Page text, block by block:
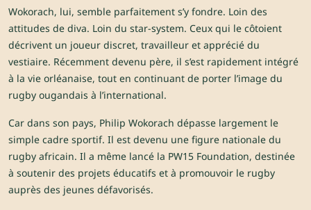
Wokorach, lui, semble parfaitement s’y fondre. Loin des
attitudes de diva. Loin du star-system. Ceux qui le côtoient
décrivent un joueur discret, travailleur et apprécié du
vestiaire. Récemment devenu père, il s’est rapidement intégré
à la vie orléanaise, tout en continuant de porter l’image du
rugby ougandais à l’international.
Car dans son pays, Philip Wokorach dépasse largement le
simple cadre sportif. Il est devenu une figure nationale du
rugby africain. Il a même lancé la PW15 Foundation, destinée
à soutenir des projets éducatifs et à promouvoir le rugby
auprès des jeunes défavorisés.